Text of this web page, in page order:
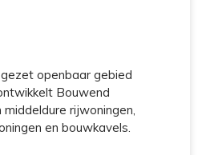
openbaar gebied
Bouwend
rijwoningen,
en bouwkavels.